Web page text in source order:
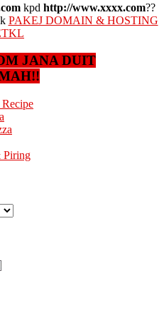
kpd http://www.xxxx.com??
PAKEJ DOMAIN & HOSTING
JANA DUIT
Piring